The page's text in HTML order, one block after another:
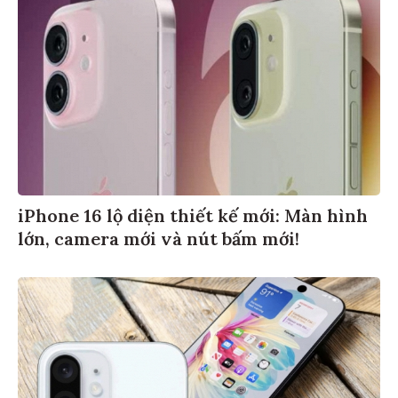
iPhone 16 lộ diện thiết kế mới: Màn hình
lớn, camera mới và nút bấm mới!